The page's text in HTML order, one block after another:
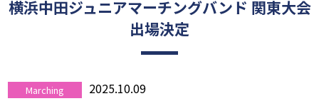
横浜中田ジュニアマーチングバンド 関東大会
出場決定
Marching
2025.10.09